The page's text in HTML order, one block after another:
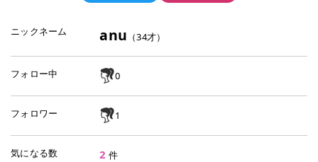
ニックネーム anu （34才）
フォロー中 0
フォロワー 1
気になる数 2 件